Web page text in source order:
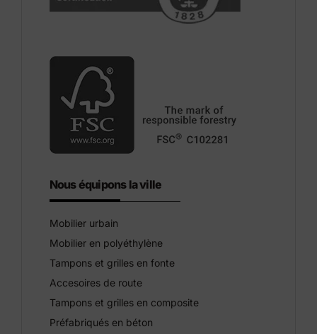
Nous équipons la ville
Mobilier urbain
Mobilier en polyéthylène
Tampons et grilles en fonte
Accesoires de route
Tampons et grilles en composite
Préfabriqués en béton